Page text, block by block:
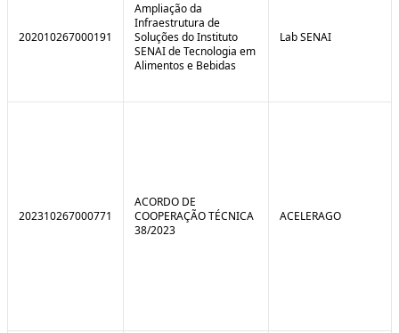
202010267000191
Ampliação da
Infraestrutura de
Soluções do Instituto
SENAI de Tecnologia em
Alimentos e Bebidas
Lab SENAI
202310267000771
ACORDO DE
COOPERAÇÃO TÉCNICA
38/2023
ACELERAGO